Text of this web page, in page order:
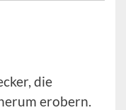
die
erobern.